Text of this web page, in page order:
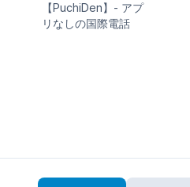
【PuchiDen】- アプ
リなしの国際電話